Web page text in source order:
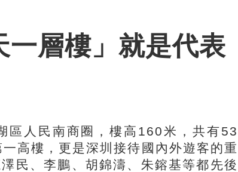
層樓」就是代表
人民南商圈，樓高160米，共有53
高樓，更是深圳接待國內外遊客的重
民、李鵬、胡錦濤、朱鎔基等都先後